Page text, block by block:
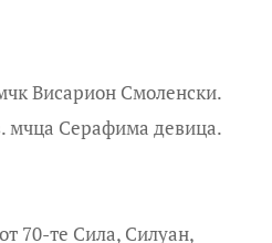
Висарион Смоленски.
мчца Серафима девица.
70-те Сила, Силуан,